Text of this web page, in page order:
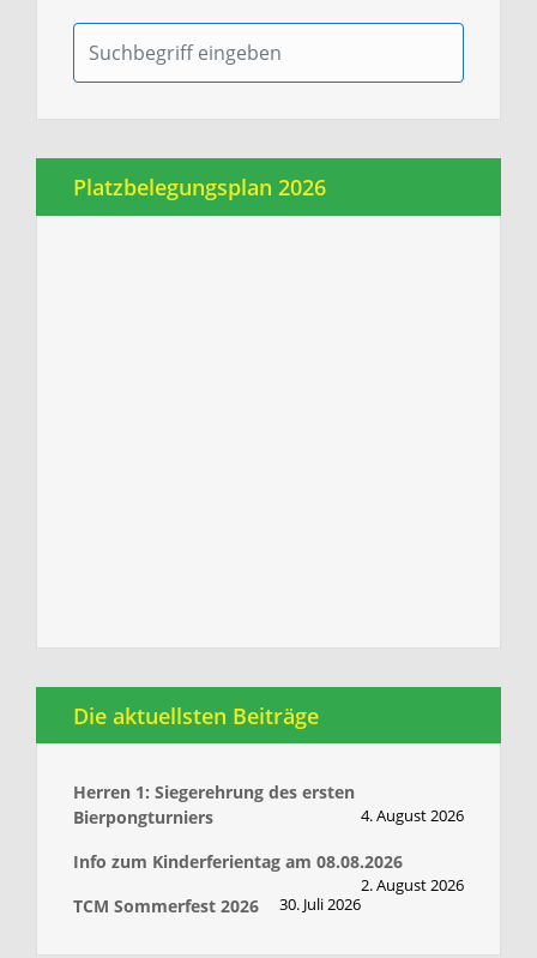
Platzbelegungsplan 2026
Die aktuellsten Beiträge
Herren 1: Siegerehrung des ersten
Bierpongturniers
4. August 2026
Info zum Kinderferientag am 08.08.2026
2. August 2026
TCM Sommerfest 2026 30. Juli 2026